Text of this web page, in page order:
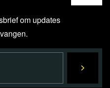
om updates